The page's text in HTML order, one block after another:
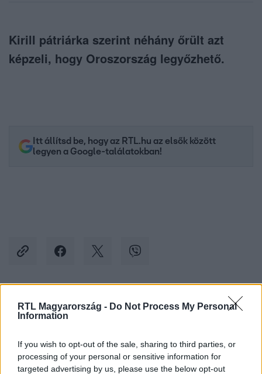
RTL Magyarország - Do Not Process My Personal
Information
If you wish to opt-out of the sale, sharing to third parties, or
processing of your personal or sensitive information for
targeted advertising by us, please use the below opt-out
Kirill pátriárka szerint néhány őrült azt
képzeli, hogy Oroszország legyőzhető.
Itt állítsd be, hogy az RTL.hu az elsők között
legyen a Google-találatokban!
Kövess minket, és értesülj a friss hírekről a
Facebookon is!
Követem